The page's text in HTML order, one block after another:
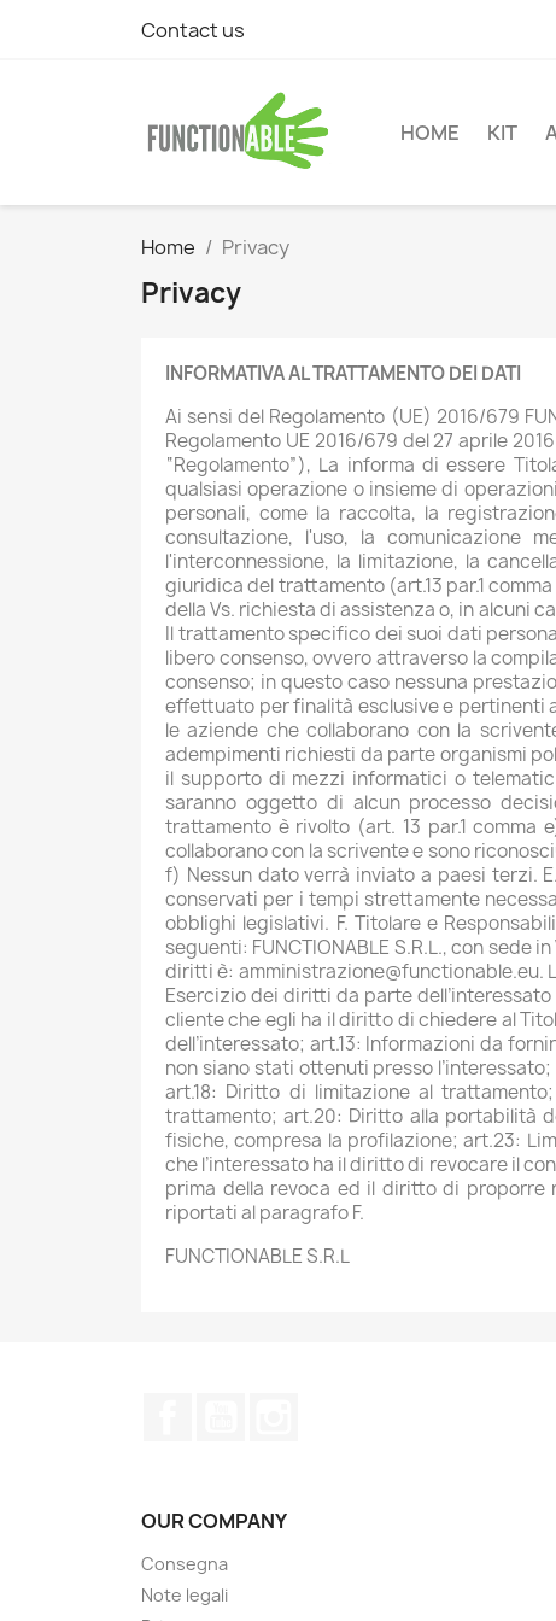
Contact us
HOME KIT
Home Privacy
Privacy
INFORMATIVA AL TRATTAMENTO DEI DATI
Ai sensi del Regolamento (UE) 2016/679
Regolamento UE 2016/679 del 27 aprile
“Regolamento”), La informa di essere
qualsiasi operazione o insieme di
personali, come la raccolta, la
consultazione, l'uso, la comunicazione
l'interconnessione, la limitazione, la
giuridica del trattamento (art.13 par.1
della Vs. richiesta di assistenza o, in alcuni
Il trattamento specifico dei suoi dati
libero consenso, ovvero attraverso la
consenso; in questo caso nessuna
effettuato per finalità esclusive e pertinenti
le aziende che collaborano con la
adempimenti richiesti da parte organismi
il supporto di mezzi informatici o
saranno oggetto di alcun processo
trattamento è rivolto (art. 13 par.1 comma
collaborano con la scrivente e sono
f) Nessun dato verrà inviato a paesi terzi.
conservati per i tempi strettamente
obblighi legislativi. F. Titolare e
seguenti: FUNCTIONABLE S.R.L., con sede
diritti è: amministrazione@functionable.eu.
Esercizio dei diritti da parte
cliente che egli ha il diritto di chiedere al
dell’interessato; art.13: Informazioni da
non siano stati ottenuti presso
art.18: Diritto di limitazione al
trattamento; art.20: Diritto alla portabilità
fisiche, compresa la profilazione; art.23:
che l’interessato ha il diritto di revocare il
prima della revoca ed il diritto di proporre
riportati al paragrafo F.
FUNCTIONABLE S.R.L
OUR COMPANY
Consegna
Note legali